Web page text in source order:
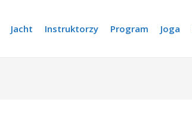
Jacht Instruktorzy Program Joga